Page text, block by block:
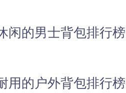
闲的男士背包排行
用的户外背包排行